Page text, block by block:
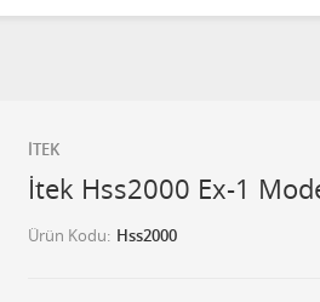
İTEK
İtek Hss2000 Ex-1
Ürün Kodu Hss2000